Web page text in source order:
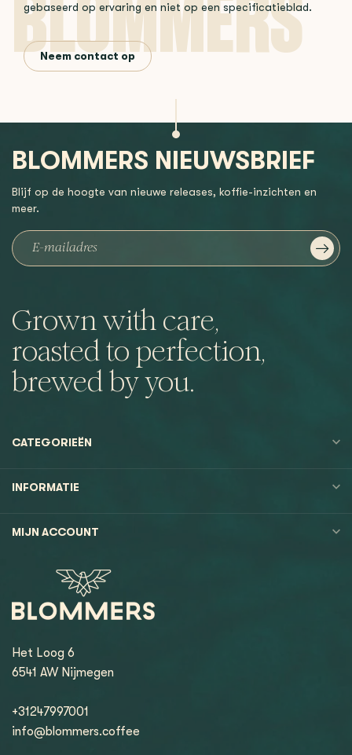
gebaseerd op ervaring en niet op een specificatieblad.
Neem contact op
Grown with care,
roasted to perfection,
brewed by you.
BLOMMERS NIEUWSBRIEF
Blijf op de hoogte van nieuwe releases, koffie-inzichten en
meer.
CATEGORIEËN
INFORMATIE
MIJN ACCOUNT
Het Loog 6
6541 AW Nijmegen
+31247997001
info@blommers.coffee